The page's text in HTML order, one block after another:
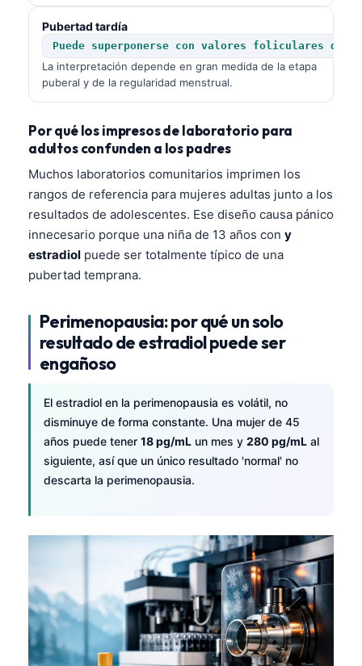
Pubertad tardía
Puede superponerse con valores foliculares de
La interpretación depende en gran medida de la etapa
puberal y de la regularidad menstrual.
Por qué los impresos de laboratorio para
adultos confunden a los padres
Muchos laboratorios comunitarios imprimen los
rangos de referencia para mujeres adultas junto a los
resultados de adolescentes. Ese diseño causa pánico
innecesario porque una niña de 13 años con y
estradiol puede ser totalmente típico de una
pubertad temprana.
Perimenopausia: por qué un solo
resultado de estradiol puede ser
engañoso
El estradiol en la perimenopausia es volátil, no
disminuye de forma constante. Una mujer de 45
años puede tener 18 pg/mL un mes y 280 pg/mL al
siguiente, así que un único resultado 'normal' no
descarta la perimenopausia.